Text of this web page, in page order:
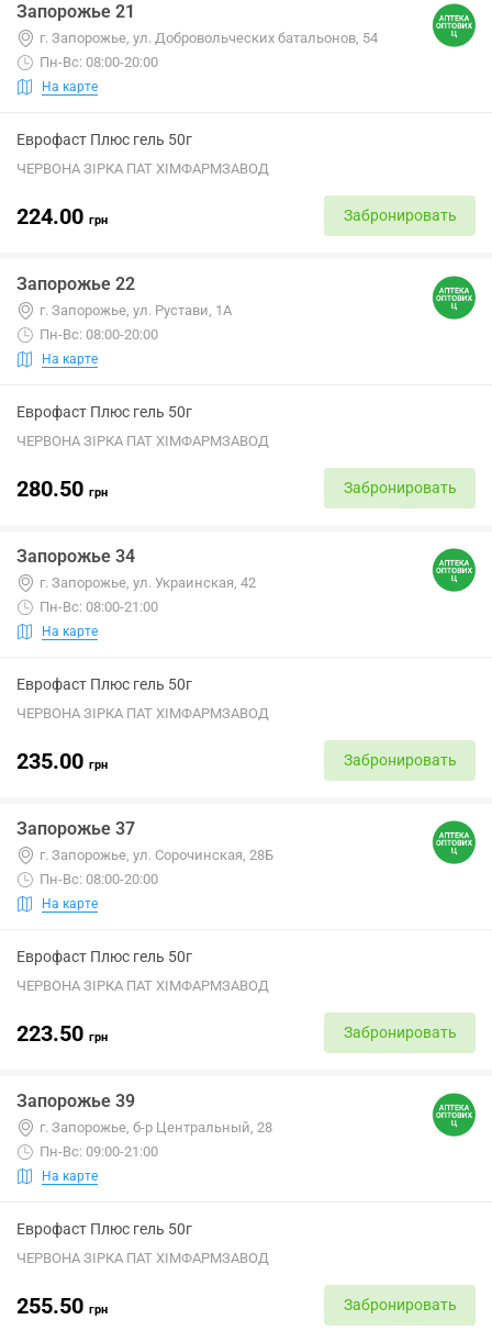
Запорожье 21
г. Запорожье, ул. Добровольческих батальонов, 54
Пн-Вс: 08:00-20:00
На карте
Еврофаст Плюс гель 50г
ЧЕРВОНА ЗІРКА ПАТ ХІМФАРМЗАВОД
224.00 грн Забронировать
Запорожье 22
г. Запорожье, ул. Рустави, 1А
Пн-Вс: 08:00-20:00
На карте
Еврофаст Плюс гель 50г
ЧЕРВОНА ЗІРКА ПАТ ХІМФАРМЗАВОД
280.50 грн Забронировать
Запорожье 34
г. Запорожье, ул. Украинская, 42
Пн-Вс: 08:00-21:00
На карте
Еврофаст Плюс гель 50г
ЧЕРВОНА ЗІРКА ПАТ ХІМФАРМЗАВОД
235.00 грн Забронировать
Запорожье 37
г. Запорожье, ул. Сорочинская, 28Б
Пн-Вс: 08:00-20:00
На карте
Еврофаст Плюс гель 50г
ЧЕРВОНА ЗІРКА ПАТ ХІМФАРМЗАВОД
223.50 грн Забронировать
Запорожье 39
г. Запорожье, б-р Центральный, 28
Пн-Вс: 09:00-21:00
На карте
Еврофаст Плюс гель 50г
ЧЕРВОНА ЗІРКА ПАТ ХІМФАРМЗАВОД
255.50 грн Забронировать